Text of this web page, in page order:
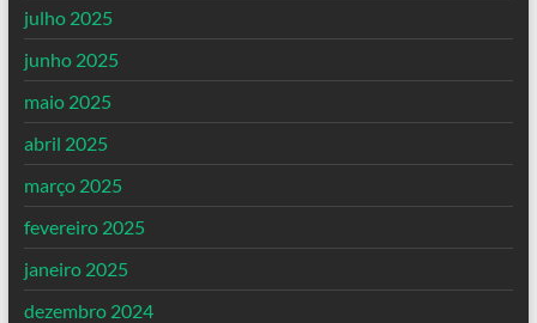
julho 2025
junho 2025
maio 2025
abril 2025
março 2025
fevereiro 2025
janeiro 2025
dezembro 2024